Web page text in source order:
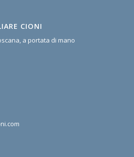
CIONI
a portata di mano